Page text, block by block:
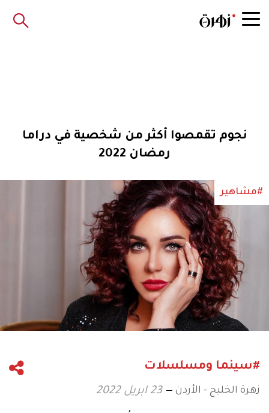
نجوم تقمصوا أكثر من شخصية في دراما
رمضان 2022
#مشاهير
#سينما ومسلسلات
زهرة الخليج - الأردن 23 ابريل 2022